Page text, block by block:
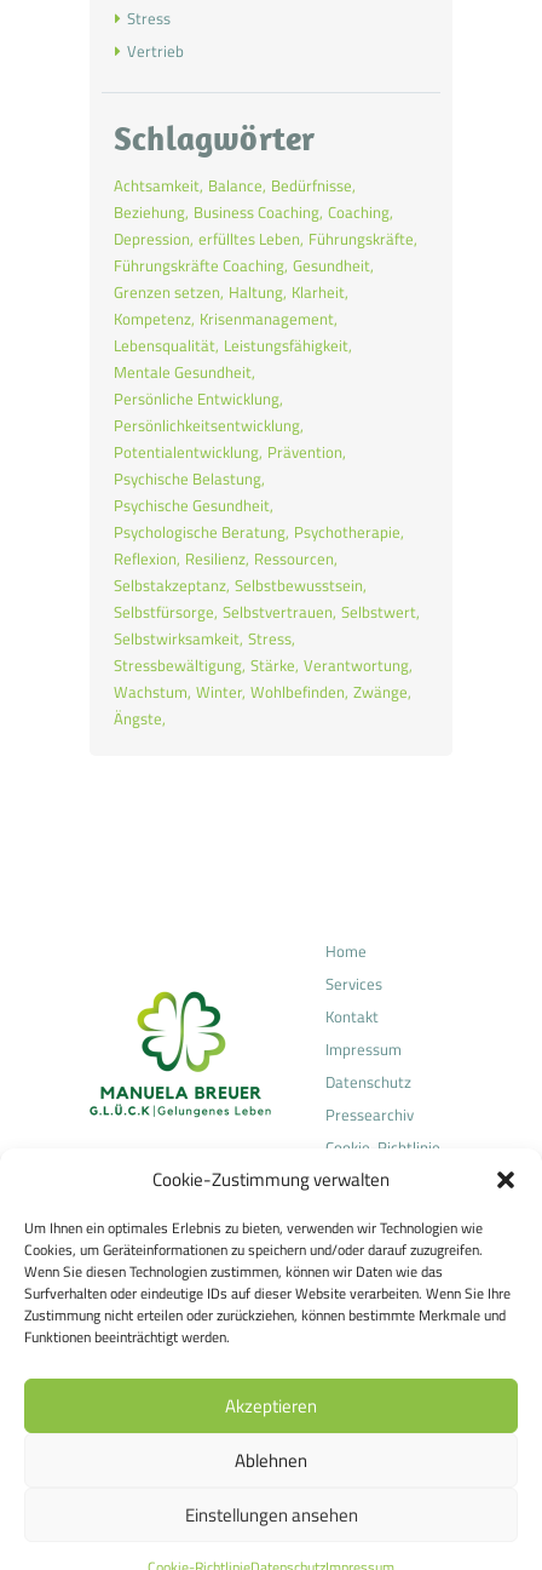
Cookie-Zustimmung verwalten
Um Ihnen ein optimales Erlebnis zu bieten, verwenden wir Technologien wie
Cookies, um Geräteinformationen zu speichern und/oder darauf zuzugreifen.
Wenn Sie diesen Technologien zustimmen, können wir Daten wie das
Surfverhalten oder eindeutige IDs auf dieser Website verarbeiten. Wenn Sie Ihre
Zustimmung nicht erteilen oder zurückziehen, können bestimmte Merkmale und
Funktionen beeinträchtigt werden.
Akzeptieren
Ablehnen
Einstellungen ansehen
Stress
Vertrieb
Schlagwörter
Achtsamkeit Balance Bedürfnisse
Beziehung Business Coaching Coaching
Depression erfülltes Leben Führungskräfte
Führungskräfte Coaching Gesundheit
Grenzen setzen Haltung Klarheit
Kompetenz Krisenmanagement
Lebensqualität Leistungsfähigkeit
Mentale Gesundheit
Persönliche Entwicklung
Persönlichkeitsentwicklung
Potentialentwicklung Prävention
Psychische Belastung
Psychische Gesundheit
Psychologische Beratung Psychotherapie
Reflexion Resilienz Ressourcen
Selbstakzeptanz Selbstbewusstsein
Selbstfürsorge Selbstvertrauen Selbstwert
Selbstwirksamkeit Stress
Stressbewältigung Stärke Verantwortung
Wachstum Winter Wohlbefinden Zwänge
Ängste
Home
Services
Kontakt
Impressum
Datenschutz
Pressearchiv
Cookie-Richtlinie
(EU)
Manuela Breuer
Heilpraktikerin für Psychotherapie
Telefonische Kontaktaufnahme über
Team Concept Dr. Breuer und Partner GmbH
manuela.breuer@teamconcept.de
63500 Seligenstadt